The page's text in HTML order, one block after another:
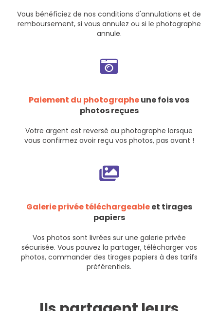
Vous bénéficiez de nos conditions d'annulations et de
remboursement, si vous annulez ou si le photographe
annule.
Paiement du photographeune fois vos
photos reçues
Votre argent est reversé au photographe lorsque
vous confirmez avoir reçu vos photos, pas avant !
Galerie privée téléchargeableet tirages
papiers
Vos photos sont livrées sur une galerie privée
sécurisée. Vous pouvez la partager, télécharger vos
photos, commander des tirages papiers à des tarifs
préférentiels.